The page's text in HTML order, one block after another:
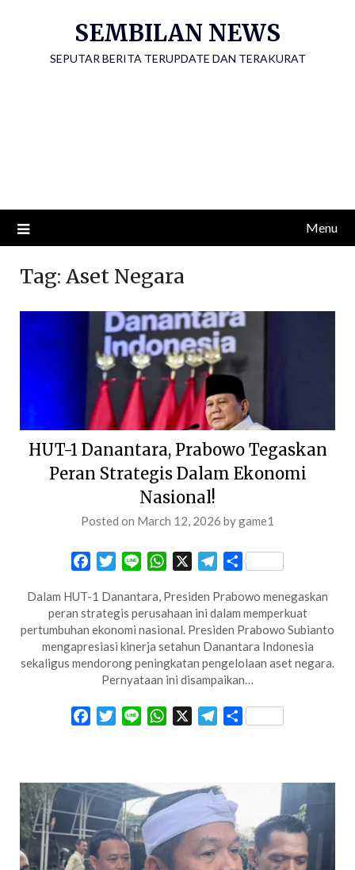
SEMBILAN NEWS
SEPUTAR BERITA TERUPDATE DAN TERAKURAT
Menu
Tag: Aset Negara
HUT-1 Danantara, Prabowo Tegaskan
Peran Strategis Dalam Ekonomi
Nasional!
Posted on March 12, 2026 bygame1
FacebookTwitterLine WhatsApp Telegram
Share
Dalam HUT-1 Danantara, Presiden Prabowo menegaskan
peran strategis perusahaan ini dalam memperkuat
pertumbuhan ekonomi nasional. Presiden Prabowo Subianto
mengapresiasi kinerja setahun Danantara Indonesia
sekaligus mendorong peningkatan pengelolaan aset negara.
Pernyataan ini disampaikan…
FacebookTwitterLine WhatsApp Telegram
Share